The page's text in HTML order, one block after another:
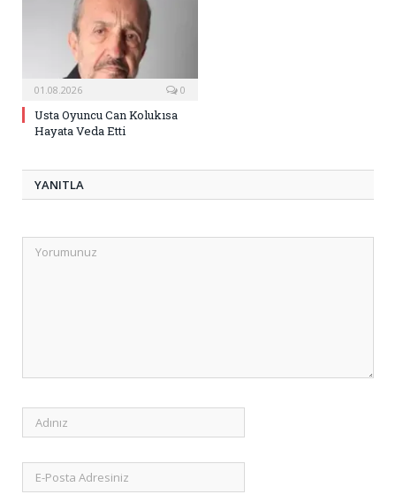
01.08.2026 0
Usta Oyuncu Can Kolukısa
Hayata Veda Etti
YANITLA